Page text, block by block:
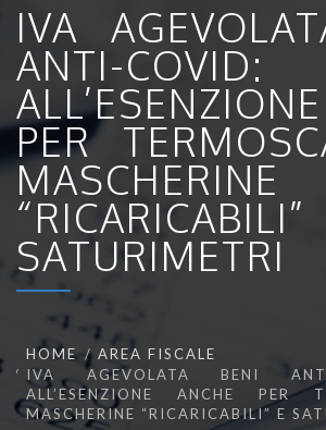
IVA
ANTI-
PER
MASCHERINE
SATURIMETRI
HOME
AREA FISCALE
IVA AGEVOLATA BENI
ALL’ESENZIONE ANCHE PER
MASCHERINE “RICARICABILI” E